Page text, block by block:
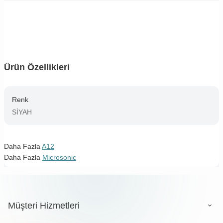
Ürün Özellikleri
Renk
SİYAH
Daha Fazla A12
Daha Fazla Microsonic
Müşteri Hizmetleri